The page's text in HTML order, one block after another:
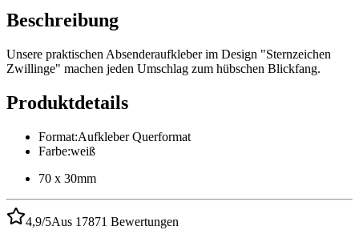
Beschreibung
Unsere praktischen Absenderaufkleber im Design "Sternzeichen
Zwillinge" machen jeden Umschlag zum hübschen Blickfang.
Produktdetails
Format:Aufkleber Querformat
Farbe:weiß
70 x 30mm
4,9/5Aus 17871 Bewertungen